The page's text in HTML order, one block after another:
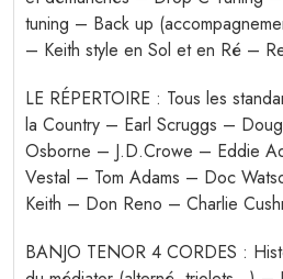
tuning – Back up
– Keith style en Sol et en Ré –
LE RÉPERTOIRE : Tous les
la Country – Earl Scruggs –
Osborne – J.D.Crowe – Eddie
Vestal – Tom Adams – Doc
Keith – Don Reno – Charlie
BANJO TENOR 4 CORDES :